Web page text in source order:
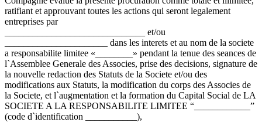
ratifiant et approuvant toutes les actions qui seront legalement
entreprises par
______________________________ et/ou
______________________ dans les interets et au nom de la societe
a responsabilite limitee «________» pendant la tenue des seances de
l`Assemblee Generale des Associes, prise des decisions, signature de
la nouvelle redaction des Statuts de la Societe et/ou des
modifications aux Statuts, la modification du corps des Associes de
la Societe, et l`augmentation et la formation du Capital Social de LA
SOCIETE A LA RESPONSABILITE LIMITEE “____________”
(code d`identification ___________),